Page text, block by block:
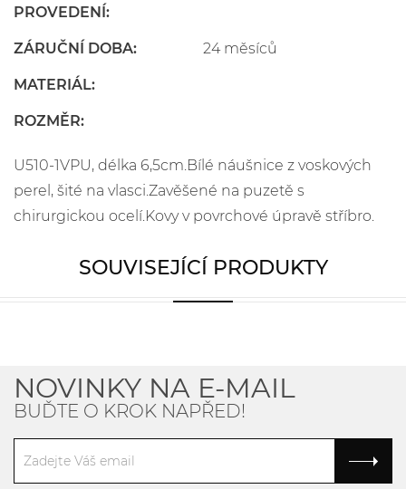
PROVEDENÍ:
ZÁRUČNÍ DOBA: 24 měsíců
MATERIÁL:
ROZMĚR:
U510-1VPU, délka 6,5cm.Bílé náušnice z voskových
perel, šité na vlasci.Zavěšené na puzetě s
chirurgickou ocelí.Kovy v povrchové úpravě stříbro.
SOUVISEJÍCÍ PRODUKTY
NOVINKY NA E-MAIL
BUĎTE O KROK NAPŘED!